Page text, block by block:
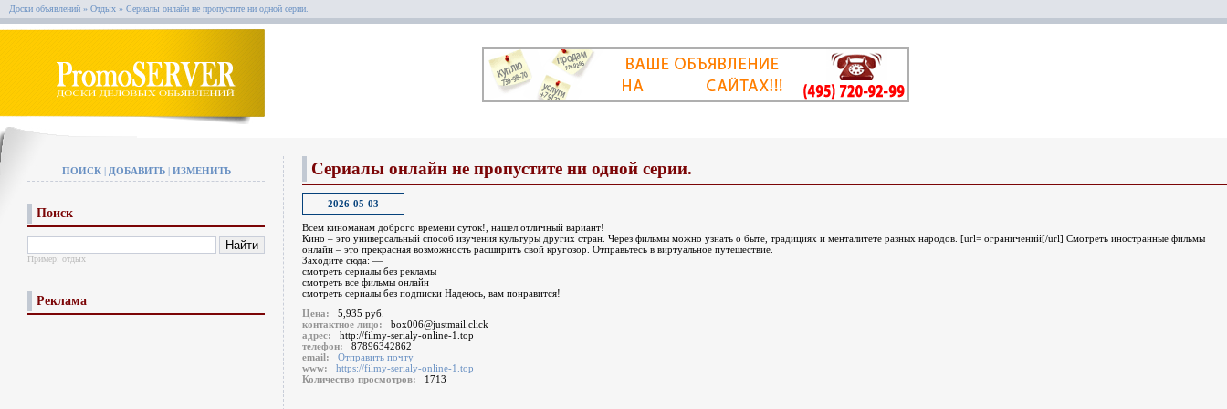
Доски объявлений » Отдых » Сериалы онлайн не пропустите ни одной серии.
ПОИСК| ДОБАВИТЬ| ИЗМЕНИТЬ
Поиск
Пример: отдых
Реклама
Сериалы онлайн не пропустите ни одной серии.
2026-05-03
Всем киноманам доброго времени суток!, нашёл отличный вариант!
Кино – это универсальный способ изучения культуры других стран. Через фильмы можно узнать о быте, традициях и менталитете разных народов. [url= ограничений[/url] Смотреть иностранные фильмы
онлайн – это прекрасная возможность расширить свой кругозор. Отправьтесь в виртуальное путешествие.
Заходите сюда: —
смотреть сериалы без рекламы
смотреть все фильмы онлайн
смотреть сериалы без подписки Надеюсь, вам понравится!
Цена:
5,935 руб.
контактное лицо:
box006@justmail.click
адрес:
http://filmy-serialy-online-1.top
телефон:
87896342862
email:
Отправить почту
www:
https://filmy-serialy-online-1.top
Количество просмотров:
1713